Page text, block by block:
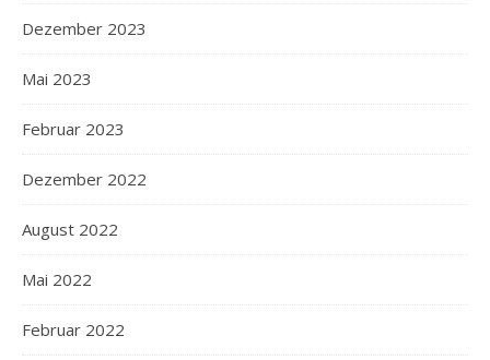
Dezember 2023
Mai 2023
Februar 2023
Dezember 2022
August 2022
Mai 2022
Februar 2022